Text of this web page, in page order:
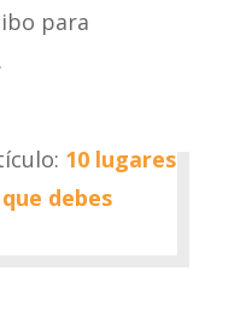
para
10 lugares
debes